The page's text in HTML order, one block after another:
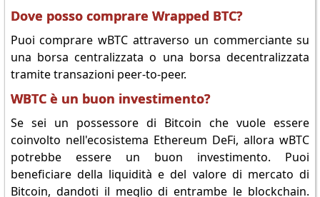
Dove posso comprare Wrapped BTC?
Puoi comprare wBTC attraverso un commerciante su
una borsa centralizzata o una borsa decentralizzata
tramite transazioni peer-to-peer.
WBTC è un buon investimento?
Se sei un possessore di Bitcoin che vuole essere
coinvolto nell'ecosistema Ethereum DeFi, allora wBTC
potrebbe essere un buon investimento. Puoi
beneficiare della liquidità e del valore di mercato di
Bitcoin, dandoti il meglio di entrambe le blockchain.